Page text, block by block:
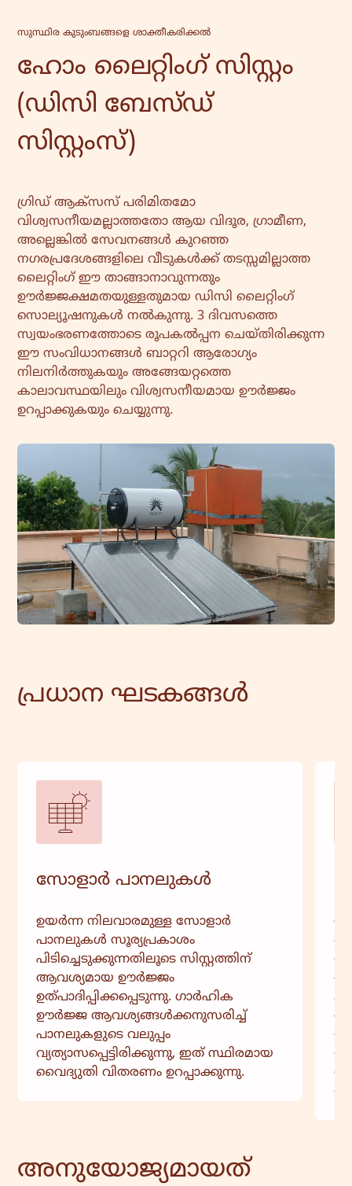
സുസ്ഥിര കുടുംബങ്ങളെ ശാക്തീകരിക്കൽ
ഹോം ലൈറ്റിംഗ് സിസ്റ്റം
(ഡിസി ബേസ്ഡ്
സിസ്റ്റംസ്)
ഗ്രിഡ് ആക്‌സസ് പരിമിതമോ
വിശ്വസനീയമല്ലാത്തതോ ആയ വിദൂര, ഗ്രാമീണ,
അല്ലെങ്കിൽ സേവനങ്ങൾ കുറഞ്ഞ
നഗരപ്രദേശങ്ങളിലെ വീടുകൾക്ക് തടസ്സമില്ലാത്ത
ലൈറ്റിംഗ് ഈ താങ്ങാനാവുന്നതും
ഊർജ്ജക്ഷമതയുള്ളതുമായ ഡിസി ലൈറ്റിംഗ്
സൊല്യൂഷനുകൾ നൽകുന്നു. 3 ദിവസത്തെ
സ്വയംഭരണത്തോടെ രൂപകൽപ്പന ചെയ്‌തിരിക്കുന്ന
ഈ സംവിധാനങ്ങൾ ബാറ്ററി ആരോഗ്യം
നിലനിർത്തുകയും അങ്ങേയറ്റത്തെ
കാലാവസ്ഥയിലും വിശ്വസനീയമായ ഊർജ്ജം
ഉറപ്പാക്കുകയും ചെയ്യുന്നു.
പ്രധാന ഘടകങ്ങൾ
സോളാർ പാനലുകൾ
ഉയർന്ന നിലവാരമുള്ള സോളാർ
പാനലുകൾ സൂര്യപ്രകാശം
പിടിച്ചെടുക്കുന്നതിലൂടെ സിസ്റ്റത്തിന്
ആവശ്യമായ ഊർജ്ജം
ഉത്പാദിപ്പിക്കപ്പെടുന്നു. ഗാർഹിക
ഊർജ്ജ ആവശ്യങ്ങൾക്കനുസരിച്ച്
പാനലുകളുടെ വലുപ്പം
വ്യത്യാസപ്പെട്ടിരിക്കുന്നു, ഇത് സ്ഥിരമായ
വൈദ്യുതി വിതരണം ഉറപ്പാക്കുന്നു.
അനുയോജ്യമായത്